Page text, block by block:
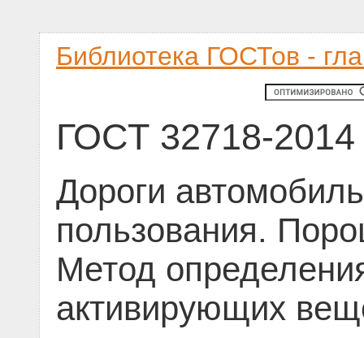
Библиотека ГОСТов -
ГОСТ 32718-2014
Дороги
пользования.
Метод
активирующих